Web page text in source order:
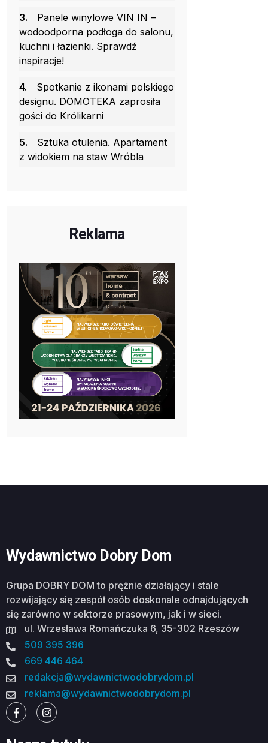
3.
Panele winylowe VIN IN –
wodoodporna podłoga do salonu,
kuchni i łazienki. Sprawdź
inspiracje!
4.
Spotkanie z ikonami polskiego
designu. DOMOTEKA zaprosiła
gości do Królikarni
5.
Sztuka otulenia. Apartament
z widokiem na staw Wróbla
Reklama
Wydawnictwo Dobry Dom
Grupa DOBRY DOM to prężnie działający i stale
rozwijający się zespół osób doskonale odnajdujących
się zarówno w sektorze prasowym, jak i w sieci.
ul. Wrzesława Romańczuka 6, 35-302 Rzeszów
509 395 396
669 446 464
redakcja@wydawnictwodobrydom.pl
reklama@wydawnictwodobrydom.pl